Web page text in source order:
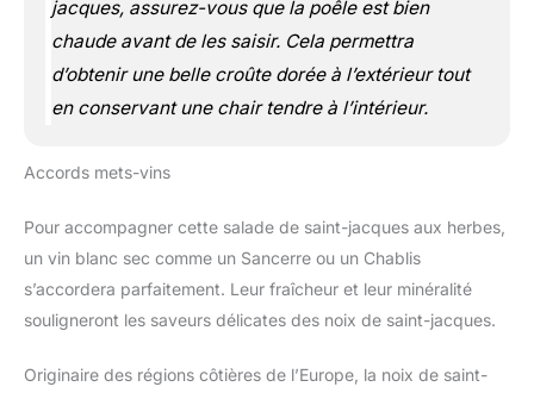
jacques, assurez-vous que la poêle est bien
chaude avant de les saisir. Cela permettra
d’obtenir une belle croûte dorée à l’extérieur tout
en conservant une chair tendre à l’intérieur.
Accords mets-vins
Pour accompagner cette salade de saint-jacques aux herbes,
un vin blanc sec comme un Sancerre ou un Chablis
s’accordera parfaitement. Leur fraîcheur et leur minéralité
souligneront les saveurs délicates des noix de saint-jacques.
Originaire des régions côtières de l’Europe, la noix de saint-